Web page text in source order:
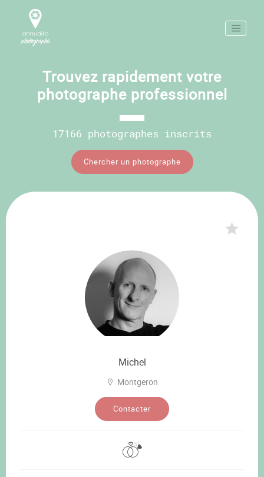
Trouvez rapidement votre
photographe professionnel
17166 photographes inscrits
Chercher un photographe
Michel
Montgeron
Contacter